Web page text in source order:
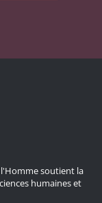
l'Homme soutient la
humaines et